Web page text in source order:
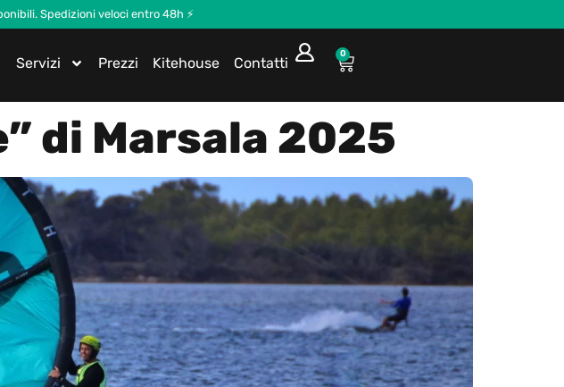
Spedizioni veloci entro 48h ⚡
Servizi Prezzi Kitehouse Contatti
0
di Marsala 2025